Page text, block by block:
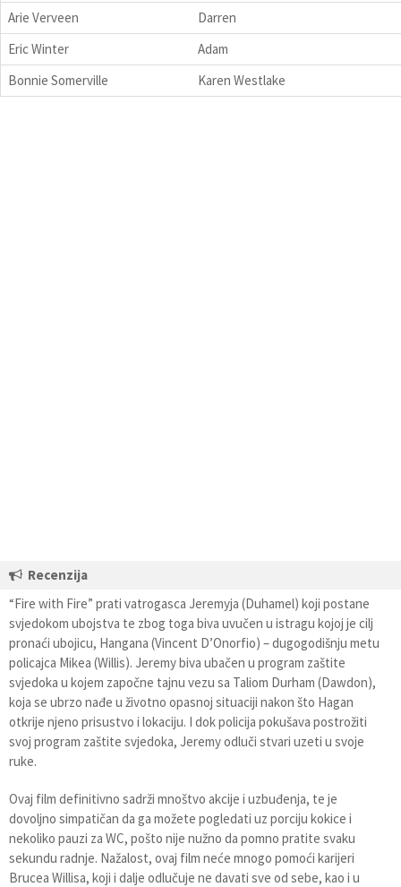
Arie Verveen
Darren
Eric Winter
Adam
Bonnie Somerville
Karen Westlake
Recenzija
“Fire with Fire” prati vatrogasca Jeremyja (Duhamel) koji postane
svjedokom ubojstva te zbog toga biva uvučen u istragu kojoj je cilj
pronaći ubojicu, Hangana (Vincent D’Onorfio) – dugogodišnju metu
policajca Mikea (Willis). Jeremy biva ubačen u program zaštite
svjedoka u kojem započne tajnu vezu sa Taliom Durham (Dawdon),
koja se ubrzo nađe u životno opasnoj situaciji nakon što Hagan
otkrije njeno prisustvo i lokaciju. I dok policija pokušava postrožiti
svoj program zaštite svjedoka, Jeremy odluči stvari uzeti u svoje
ruke.
Ovaj film definitivno sadrži mnoštvo akcije i uzbuđenja, te je
dovoljno simpatičan da ga možete pogledati uz porciju kokice i
nekoliko pauzi za WC, pošto nije nužno da pomno pratite svaku
sekundu radnje. Nažalost, ovaj film neće mnogo pomoći karijeri
Brucea Willisa, koji i dalje odlučuje ne davati sve od sebe, kao i u